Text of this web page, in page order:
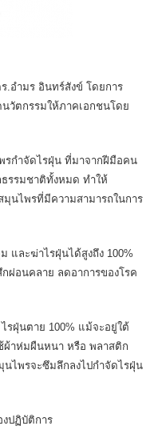
.อำมร อินทร์สังข์ โดยการ
วัตกรรมให้ภาคเอกชนโดย
รกำจัดไรฝุ่น ที่มาจากฝีมือคน
รรมชาติทั้งหมด ทำให้
นไพรที่มีความสามารถในการ
และฆ่าไรฝุ่นได้สูงถึง 100%
ผ่อนคลาย ลดอาการของโรค
รฝุ่นตาย 100% แม้จะอยู่ใต้
าห่มผืนหนา หรือ พลาสติก
นไพรจะซึมลึกลงไปกำจัดไรฝุ่น
ปฏิบัติการ